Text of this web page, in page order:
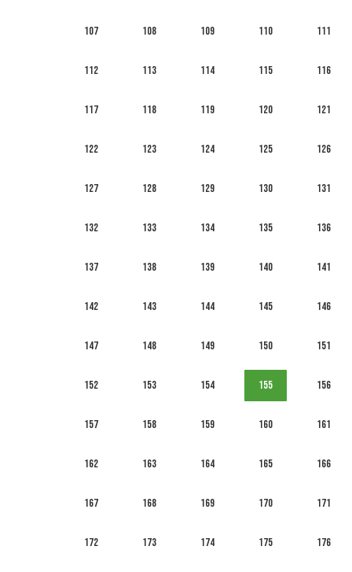
107 108 109 110 111
112 113 114 115 116
117 118 119 120 121
122 123 124 125 126
127 128 129 130 131
132 133 134 135 136
137 138 139 140 141
142 143 144 145 146
147 148 149 150 151
152 153 154 155 156
157 158 159 160 161
162 163 164 165 166
167 168 169 170 171
172 173 174 175 176